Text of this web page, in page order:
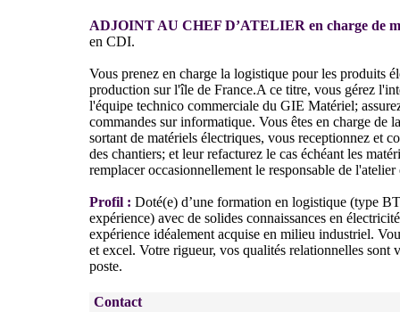
ADJOINT AU CHEF D’ATELIER en charge de
en CDI.
Vous prenez en charge la logistique pour les produits
production sur l'île de France.A ce titre, vous gérez
l'équipe technico commerciale du GIE Matériel;
commandes sur informatique. Vous êtes en charge de
sortant de matériels électriques, vous receptionnez et
des chantiers; et leur refacturez le cas échéant les
remplacer occasionnellement le responsable de
Profil : Doté(e) d’une formation en logistique (type
expérience) avec de solides connaissances en
expérience idéalement acquise en milieu industriel.
et excel. Votre rigueur, vos qualités relationnelles sont
poste.
Contact